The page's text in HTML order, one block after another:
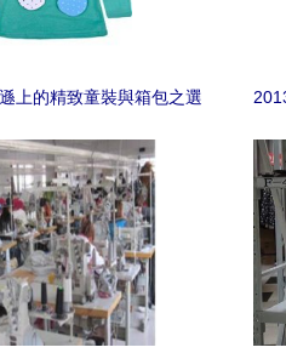
上的精致童裝與箱包之選